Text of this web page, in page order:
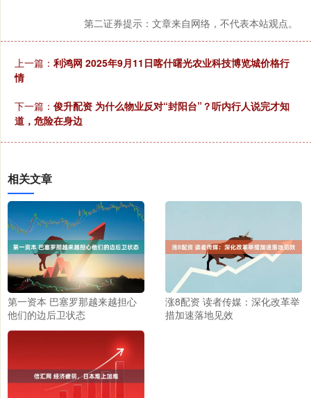
第二证券提示：文章来自网络，不代表本站观点。
上一篇： 利鸿网 2025年9月11日喀什曙光农业科技博览城价格行
情
下一篇： 俊升配资 为什么物业反对“封阳台”？听内行人说完才知
道，危险在身边
相关文章
第一资本 巴塞罗那越来越担心
他们的边后卫状态
涨8配资 读者传媒：深化改革举
措加速落地见效